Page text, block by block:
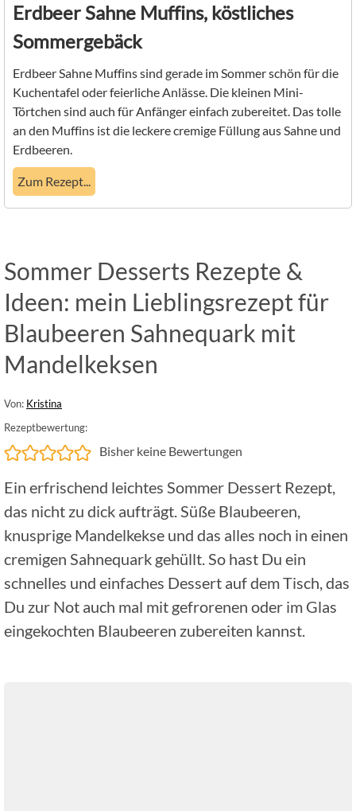
Erdbeer Sahne Muffins, köstliches
Sommergebäck
Erdbeer Sahne Muffins sind gerade im Sommer schön für die
Kuchentafel oder feierliche Anlässe. Die kleinen Mini-
Törtchen sind auch für Anfänger einfach zubereitet. Das tolle
an den Muffins ist die leckere cremige Füllung aus Sahne und
Erdbeeren.
Zum Rezept...
Sommer Desserts Rezepte &
Ideen: mein Lieblingsrezept für
Blaubeeren Sahnequark mit
Mandelkeksen
Von: Kristina
Rezeptbewertung:
Bisher keine Bewertungen
Ein erfrischend leichtes Sommer Dessert Rezept,
das nicht zu dick aufträgt. Süße Blaubeeren,
knusprige Mandelkekse und das alles noch in einen
cremigen Sahnequark gehüllt. So hast Du ein
schnelles und einfaches Dessert auf dem Tisch, das
Du zur Not auch mal mit gefrorenen oder im Glas
eingekochten Blaubeeren zubereiten kannst.